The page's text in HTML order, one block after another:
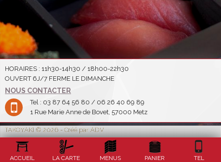
HORAIRES : 11h30-14h30 / 18h00-22h30
OUVERT 6J/7 FERME LE DIMANCHE
NOUS CONTACTER
Tel : 03 87 64 56 80 / 06 26 40 69 89
1 Rue Marie Anne de Bovet, 57000 Metz
TAKOYAKI © 2026 - Créé par ADV
ACCUEIL LA CARTE MENUS PANIER TEL